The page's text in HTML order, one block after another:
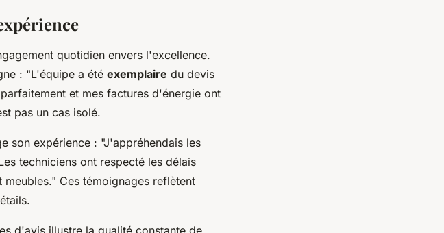
quotidien envers l'excellence.
: "L'équipe a été exemplaire du devis
et mes factures d'énergie ont
pas un cas isolé.
son expérience : "J'appréhendais les
techniciens ont respecté les délais
Ces témoignages reflètent